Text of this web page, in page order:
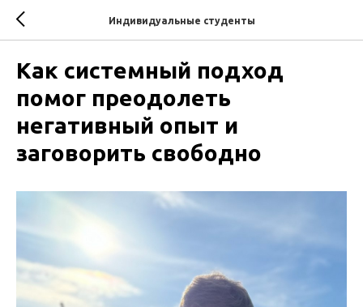
Индивидуальные студенты
Как системный подход
помог преодолеть
негативный опыт и
заговорить свободно